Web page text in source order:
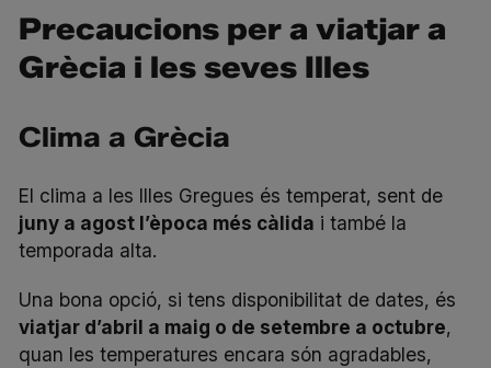
Precaucions per a viatjar a
Grècia i les seves Illes
Clima a Grècia
El clima a les Illes Gregues és temperat, sent de
juny a agost l’època més càlida i també la
temporada alta.
Una bona opció, si tens disponibilitat de dates, és
viatjar d’abril a maig o de setembre a octubre,
quan les temperatures encara són agradables,